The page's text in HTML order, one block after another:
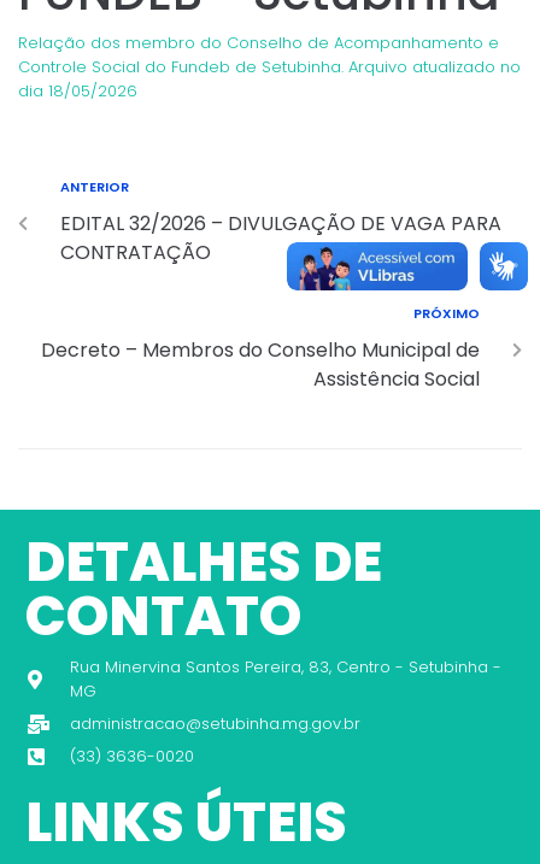
Relação dos membro do Conselho de Acompanhamento e
Controle Social do Fundeb de Setubinha. Arquivo atualizado no
dia 18/05/2026
ANTERIOR
EDITAL 32/2026 – DIVULGAÇÃO DE VAGA PARA
CONTRATAÇÃO
PRÓXIMO
Decreto – Membros do Conselho Municipal de
Assistência Social
DETALHES DE
CONTATO
Rua Minervina Santos Pereira, 83, Centro - Setubinha -
MG
administracao@setubinha.mg.gov.br
(33) 3636-0020
LINKS ÚTEIS